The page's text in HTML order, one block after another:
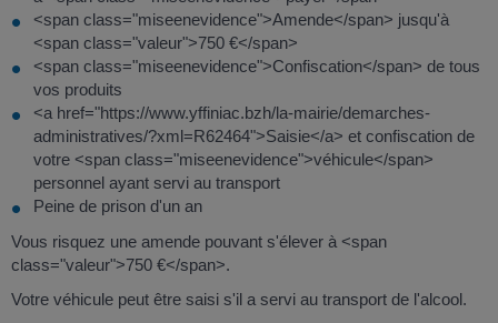
<span class="miseenevidence">Amende</span> jusqu'à
<span class="valeur">750 €</span>
<span class="miseenevidence">Confiscation</span> de tous
vos produits
<a href="https://www.yffiniac.bzh/la-mairie/demarches-
administratives/?xml=R62464">Saisie</a> et confiscation de
votre <span class="miseenevidence">véhicule</span>
personnel ayant servi au transport
Peine de prison d'un an
Vous risquez une amende pouvant s'élever à <span
class="valeur">750 €</span>.
Votre véhicule peut être saisi s'il a servi au transport de l'alcool.